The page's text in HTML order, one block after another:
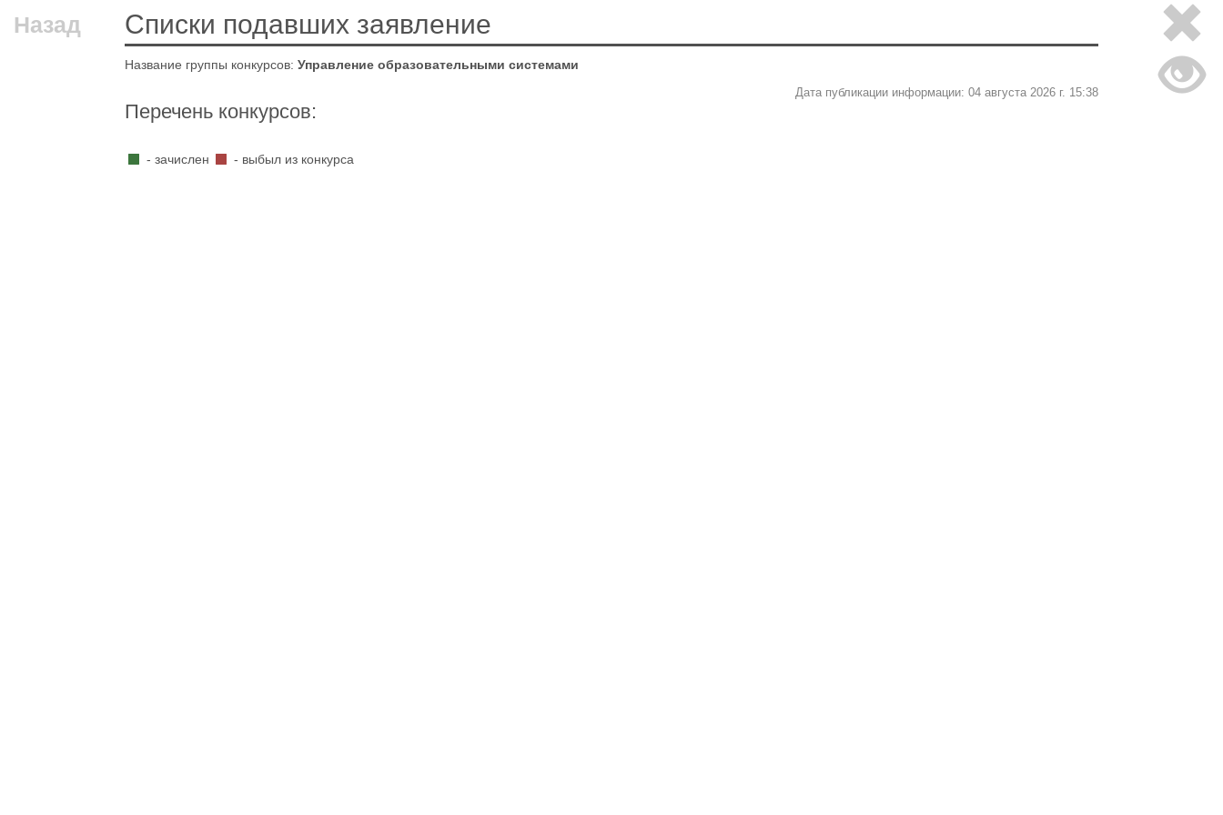
Назад Списки подавших заявление
Название группы конкурсов: Управление образовательными системами
Перечень конкурсов:
Дата публикации информации: 04 августа 2026 г. 15:38
- зачислен - выбыл из конкурса